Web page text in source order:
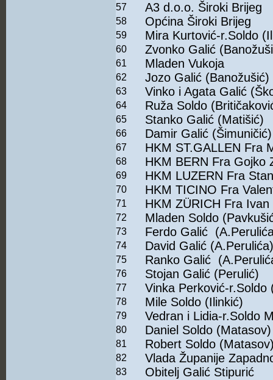
57
A3 d.o.o. Široki Brijeg
58 Općina Široki Brijeg
59 Mira Kurtović-r.Soldo
60 Zvonko Galić
61 Mladen Vukoja
62 Jozo Galić (Banožušić)
63 Vinko i Agata Galić
64 Ruža Soldo
65 Stanko Galić (Matišić)
66 Damir Galić (Šimuničić)
67 HKM ST.GALLEN Fra
68 HKM BERN Fra Gojko
69 HKM LUZERN Fra
70 HKM TICINO Fra
71 HKM ZÜRICH Fra
72 Mladen Soldo
73 Ferdo Galić
74 David Galić (A.Perulića)
75 Ranko Galić
76 Stojan Galić (Perulić)
77 Vinka Perković-r.Soldo
78 Mile Soldo (Ilinkić)
79 Vedran i Lidia-r.Soldo
80 Daniel Soldo (Matasov)
81 Robert Soldo
82 Vlada Županije
83 Obitelj Galić Stipurić